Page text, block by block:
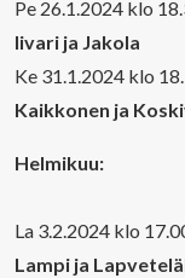
Pe 26.1.2024 klo
Iivari ja Jakola
Ke 31.1.2024 klo
Kaikkonen ja
Helmikuu:
La 3.2.2024 klo
Lampi ja